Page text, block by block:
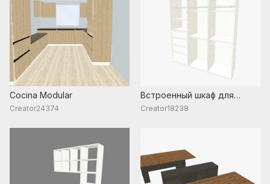
Cocina Modular
Creator24374
Встроенный шкаф для
одежы
Creator18238